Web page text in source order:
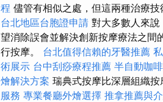
程 儘管有相似之處，但這兩種治療技
台北地區台胞證申請 對大多數人來
望消除誤會並解決創新按摩療法之間
行按摩。 台北值得信賴的牙醫推薦
術展示 台中刮痧療程推薦 半自動咖
燴解決方案 瑞典式按摩比深層組織
服務 專業餐廳外燴選擇 推拿推薦與